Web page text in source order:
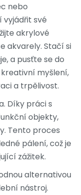
nebo
vyjádřit své
akrylové
akvarely. Stačí si
a pusťte se do
myšlení,
a trpělivost.
Díky práci s
objekty,
Tento proces
pálení, což je
zážitek.
alternativou
nástroj.